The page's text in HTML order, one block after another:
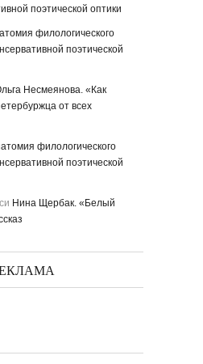
поэтической оптики
филологического
поэтической
Несмеянова. «Как
от всех
филологического
поэтической
Нина Щербак. «Белый